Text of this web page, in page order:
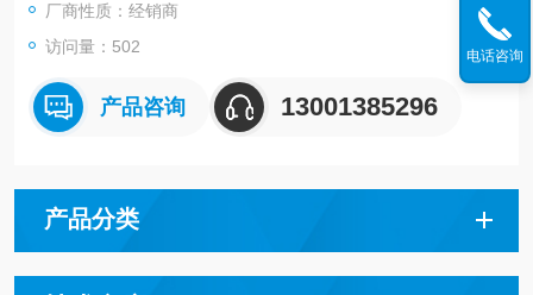
厂商性质：经销商
访问量：502
产品咨询 13001385296
产品分类
电话咨询